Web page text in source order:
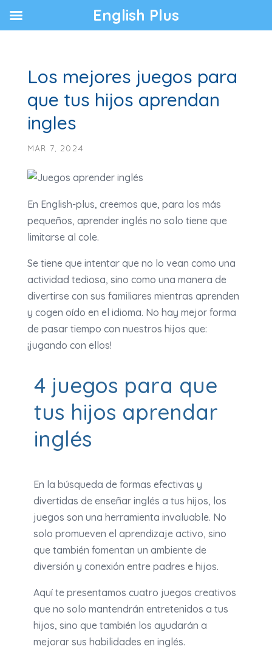
Los mejores juegos para
que tus hijos aprendan
ingles
MAR 7, 2024
En English-plus, creemos que, para los más
pequeños, aprender inglés no solo tiene que
limitarse al cole.
Se tiene que intentar que no lo vean como una
actividad tediosa, sino como una manera de
divertirse con sus familiares mientras aprenden
y cogen oído en el idioma. No hay mejor forma
de pasar tiempo con nuestros hijos que:
¡jugando con ellos!
4 juegos para que
tus hijos aprendar
inglés
En la búsqueda de formas efectivas y
divertidas de enseñar inglés a tus hijos, los
juegos son una herramienta invaluable. No
solo promueven el aprendizaje activo, sino
que también fomentan un ambiente de
diversión y conexión entre padres e hijos.
Aquí te presentamos cuatro juegos creativos
que no solo mantendrán entretenidos a tus
hijos, sino que también los ayudarán a
mejorar sus habilidades en inglés.
English Plus